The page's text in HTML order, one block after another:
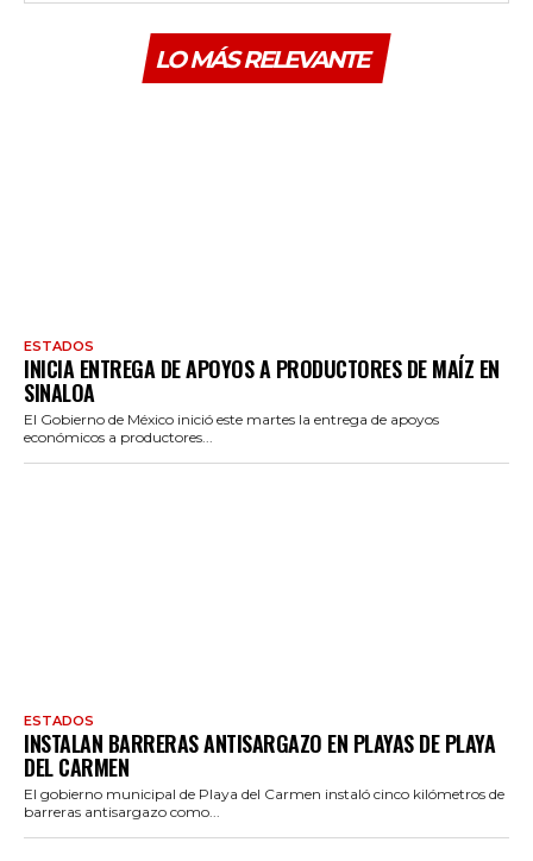
LO MÁS RELEVANTE
ESTADOS
INICIA ENTREGA DE APOYOS A PRODUCTORES DE MAÍZ EN
SINALOA
El Gobierno de México inició este martes la entrega de apoyos
económicos a productores...
ESTADOS
INSTALAN BARRERAS ANTISARGAZO EN PLAYAS DE PLAYA
DEL CARMEN
El gobierno municipal de Playa del Carmen instaló cinco kilómetros de
barreras antisargazo como...